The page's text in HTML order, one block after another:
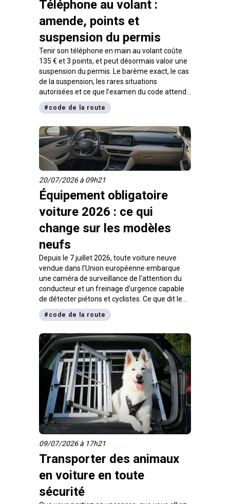
Téléphone au volant :
amende, points et
suspension du permis
Tenir son téléphone en main au volant coûte
135 € et 3 points, et peut désormais valoir une
suspension du permis. Le barème exact, le cas
de la suspension, les rares situations
autorisées et ce que l’examen du code attend
sur la question de l’inattention.
# code de la route
20/07/2026 à 09h21
Équipement obligatoire
voiture 2026 : ce qui
change sur les modèles
neufs
Depuis le 7 juillet 2026, toute voiture neuve
vendue dans l’Union européenne embarque
une caméra de surveillance de l’attention du
conducteur et un freinage d’urgence capable
de détecter piétons et cyclistes. Ce que dit le
règlement européen, quels véhicules sont
concernés, et comment ces équipements se
# code de la route
09/07/2026 à 17h21
Transporter des animaux
en voiture en toute
sécurité